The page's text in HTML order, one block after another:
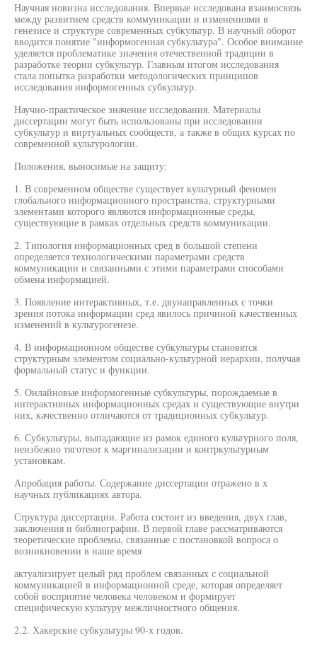
Научная новизна исследования. Впервые исследована взаимосвязь
между развитием средств коммуникации и изменениями в
генезисе и структуре современных субкультур. В научный оборот
вводится понятие "информогенная субкультура". Особое внимание
уделяется проблематике значения отечественной традиции в
разработке теории субкультур. Главным итогом исследования
стала попытка разработки методологических принципов
исследования информогенных субкультур.
Научно-практическое значение исследования. Материалы
диссертации могут быть использованы при исследовании
субкультур и виртуальных сообществ, а также в общих курсах по
современной культурологии.
Положения, выносимые на защиту:
1. В современном обществе существует культурный феномен
глобального информационного пространства, структурными
элементами которого являются информационные среды,
существующие в рамках отдельных средств коммуникации.
2. Типология информационных сред в большой степени
определяется технологическими параметрами средств
коммуникации и связанными с этими параметрами способами
обмена информацией.
3. Появление интерактивных, т.е. двунаправленных с точки
зрения потока информации сред явилось причиной качественных
изменений в культурогенезе.
4. В информационном обществе субкультуры становятся
структурным элементом социально-культурной иерархии, получая
формальный статус и функции.
5. Онлайновые информогенные субкультуры, порождаемые в
интерактивных информационных средах и существующие внутри
них, качественно отличаются от традиционных субкультур.
6. Субкультуры, выпадающие из рамок единого культурного поля,
неизбежно тяготеют к маргинализации и контркультурным
установкам.
Апробация работы. Содержание диссертации отражено в х
научных публикациях автора.
Структура диссертации. Работа состоит из введения, двух глав,
заключения и библиографии. В первой главе рассматриваются
теоретические проблемы, связанные с постановкой вопроса о
возникновении в наше время
актуализирует целый ряд проблем связанных с социальной
коммуникацией в информационной среде, которая определяет
собой восприятие человека человеком и формирует
специфическую культуру межличностного общения.
2.2. Хакерские субкультуры 90-х годов.